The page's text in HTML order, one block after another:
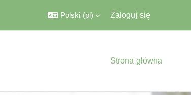
Polski ‎(pl)‎ Zaloguj się
Strona główna